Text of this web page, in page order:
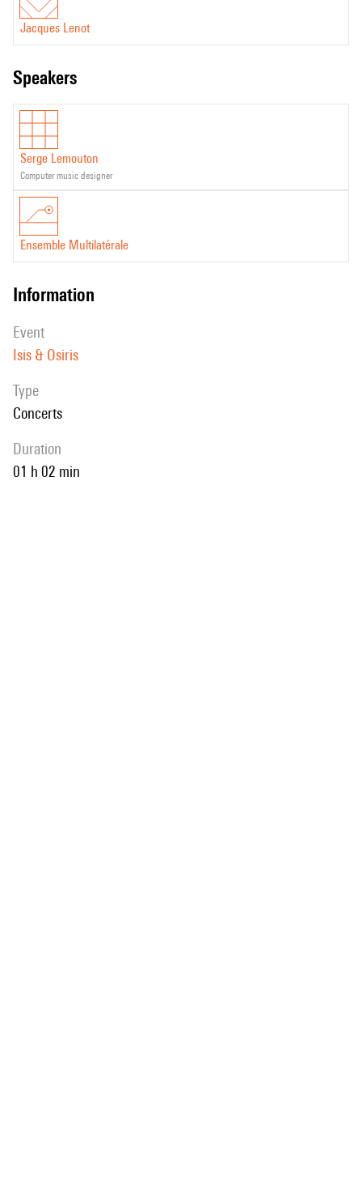
Jacques Lenot
speakers
Serge Lemouton
computer music designer
Ensemble Multilatérale
information
event
Isis & Osiris
Type
Concerts
duration
01 h 02 min